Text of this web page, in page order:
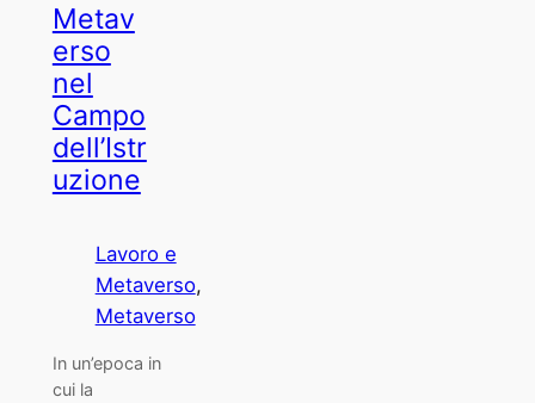
Metav
erso
nel
Campo
dell’Istr
uzione
Lavoro e
Metaverso
Metaverso
In un’epoca in
cui la